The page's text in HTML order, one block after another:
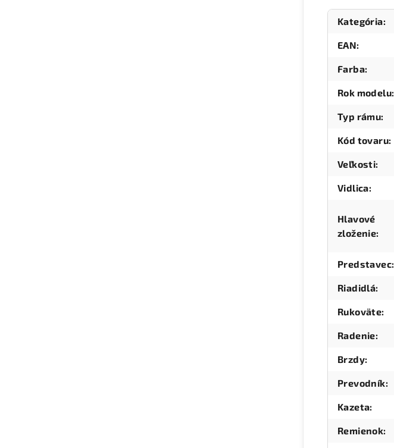
Kategória:
EAN:
Farba:
Rok modelu:
Typ rámu:
Kód tovaru:
Veľkosti:
Vidlica:
Hlavové
zloženie:
Predstavec:
Riadidlá:
Rukoväte:
Radenie:
Brzdy:
Prevodník:
Kazeta:
Remienok: